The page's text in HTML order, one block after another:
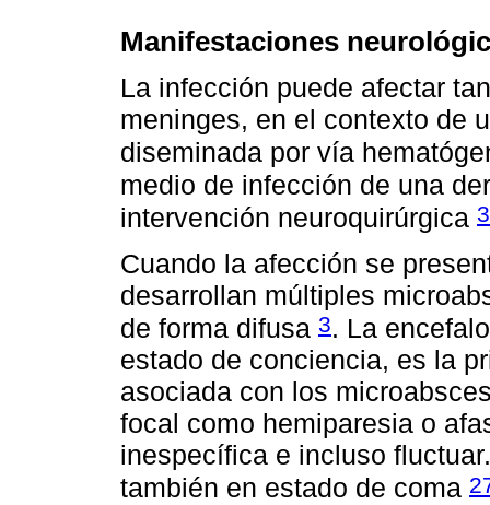
Manifestaciones
La infección puede afectar
meninges, en el contexto de
diseminada por vía
medio de infección de una
intervención neuroquirúrgica
Cuando la afección se
desarrollan múltiples
de forma difusa 3. La
estado de conciencia, es la
asociada con los
focal como hemiparesia o
inespecífica e incluso
también en estado de coma